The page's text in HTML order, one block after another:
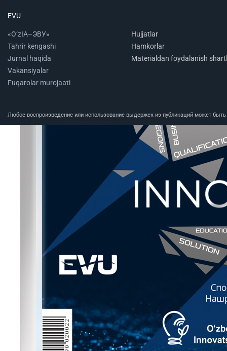
EVU
«O‘zIA–ЭВУ»
Tahrir kengashi
Jurnal haqida
Vakansiyalar
Fuqarolar murojaati
Hujjatlar
Hamkorlar
Materialdan foydalanish
Любое воспроизведение или использование выдержек из публикаций может